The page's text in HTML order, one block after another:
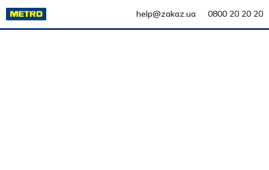
help@zakaz.ua 0800 20 20 20